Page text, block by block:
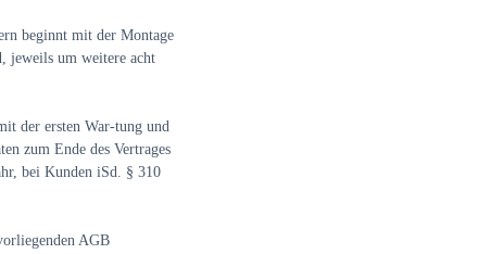
beginnt mit der Montage
jeweils um weitere acht
der ersten War-tung und
zum Ende des Vertrages
bei Kunden iSd. § 310
AGB